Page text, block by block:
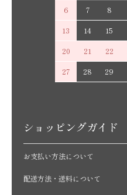
6
7 8
13
14 15
20
21 22
27
28 29
ショッピングガイド
お支払い方法について
配送方法・送料について